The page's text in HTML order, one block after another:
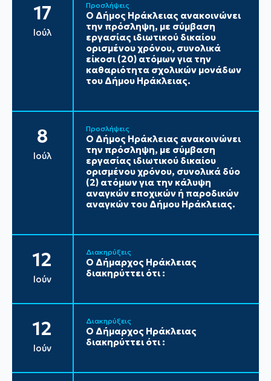
17
Ιούλ
Προσλήψεις
Ο Δήμος Ηράκλειας ανακοινώνει
την πρόσληψη, με σύμβαση
εργασίας ιδιωτικού δικαίου
ορισμένου χρόνου, συνολικά
είκοσι (20) ατόμων για την
καθαριότητα σχολικών μονάδων
του Δήμου Ηράκλειας.
8
Ιούλ
Προσλήψεις
Ο Δήμος Ηράκλειας ανακοινώνει
την πρόσληψη, με σύμβαση
εργασίας ιδιωτικού δικαίου
ορισμένου χρόνου, συνολικά δύο
(2) ατόμων για την κάλυψη
αναγκών εποχικών ή παροδικών
αναγκών του Δήμου Ηράκλειας.
12
Ιούν
Διακηρύξεις
Ο Δήμαρχος Ηράκλειας
διακηρύττει ότι :
12
Ιούν
Διακηρύξεις
Ο Δήμαρχος Ηράκλειας
διακηρύττει ότι :